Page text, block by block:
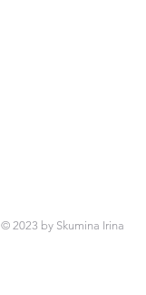
© 2023 by Skumina Irina